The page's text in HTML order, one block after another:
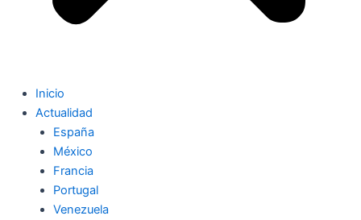
Inicio
Actualidad
España
México
Francia
Portugal
Venezuela